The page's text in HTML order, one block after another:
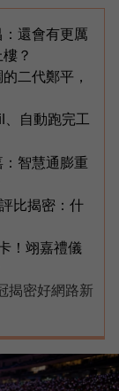
還會有更厲
？
二代鄭平，
自動跑完工
智慧通膨重
比揭密：什
！翊嘉禮儀
揭密好網路新